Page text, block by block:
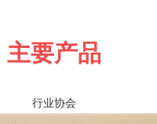
主要产品
行业协会